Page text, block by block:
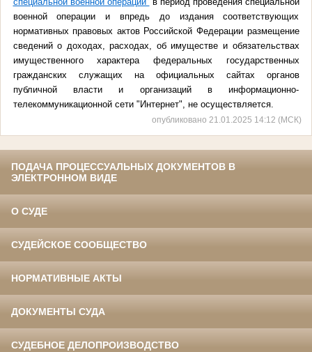
военной операции и впредь до издания соответствующих
нормативных правовых актов Российской Федерации размещение
сведений о доходах, расходах, об имуществе и обязательствах
имущественного характера федеральных государственных
гражданских служащих на официальных сайтах органов
публичной власти и организаций в информационно-
телекоммуникационной сети "Интернет", не осуществляется.
опубликовано 21.01.2025 14:12 (МСК)
ПОДАЧА ПРОЦЕССУАЛЬНЫХ ДОКУМЕНТОВ В
ЭЛЕКТРОННОМ ВИДЕ
О СУДЕ
СУДЕЙСКОЕ СООБЩЕСТВО
НОРМАТИВНЫЕ АКТЫ
ДОКУМЕНТЫ СУДА
СУДЕБНОЕ ДЕЛОПРОИЗВОДСТВО